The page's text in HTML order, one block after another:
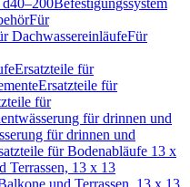
d40–200Befestigungssystem
Für
DachwassereinläufeFür
Ersatzteile für
Ersatzteile für
für
für drinnen und
für drinnen und
für Bodenabläufe 13 x
Terrassen, 13 x 13
und Terrassen, 13 x 13